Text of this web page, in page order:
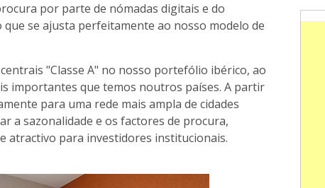
por parte de nómadas digitais e do
se ajusta perfeitamente ao nosso modelo de
"Classe A" no nosso portefólio ibérico, ao
importantes que temos noutros países. A partir
para uma rede mais ampla de cidades
a sazonalidade e os factores de procura,
atractivo para investidores institucionais.